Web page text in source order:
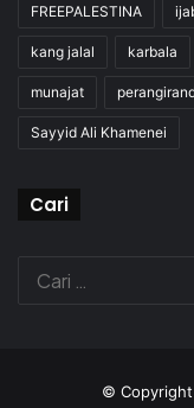
FREEPALESTINA
kang jalal karbala
munajat
Sayyid Ali Khamenei
Cari
© Copyright